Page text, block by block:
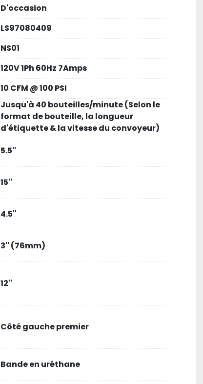
D'occasion
LS97080409
NS01
120V 1Ph 60Hz 7Amps
10 CFM @ 100 PSI
Jusqu'à 40 bouteilles/minute (Selon le
format de bouteille, la longueur
d'étiquette & la vitesse du convoyeur)
5.5''
15''
4.5''
3'' (76mm)
12''
Côté gauche premier
Bande en uréthane